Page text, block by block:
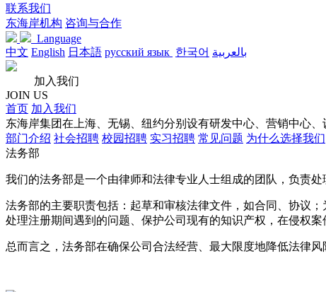
联系我们
东海岸机构 咨询与合作
Language
中文 English 日本語 русский язык 한국어 بالعربية
加入我们
JOIN US
首页 加入我们
东海岸集团在上海、无锡、纽约分别设有研发中心、营销中心
部门介绍 社会招聘 校园招聘 实习招聘 常见问题 为什么选择我们
法务部
我们的法务部是一个由律师和法律专业人士组成的团队，负责
法务部的主要职责包括：起草和审核法律文件，如合同、协议
处理注册期间遇到的问题、保护公司现有的知识产权，在侵权案
总而言之，法务部在确保公司合法经营、最大限度地降低法律风